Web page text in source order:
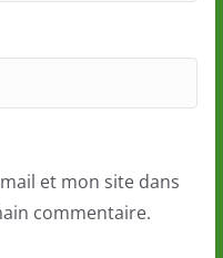
et mon site dans
commentaire.